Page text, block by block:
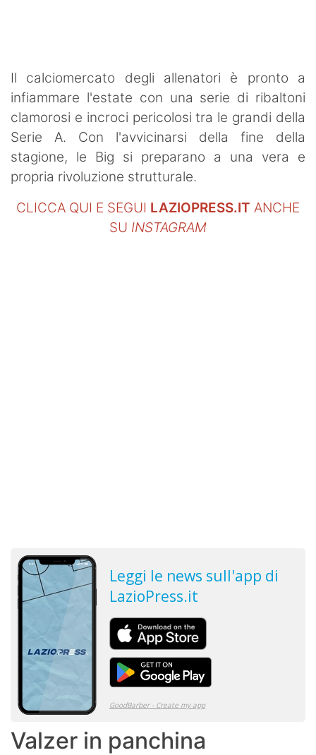
Il calciomercato degli allenatori è pronto a
infiammare l'estate con una serie di ribaltoni
clamorosi e incroci pericolosi tra le grandi della
Serie A. Con l'avvicinarsi della fine della
stagione, le Big si preparano a una vera e
propria rivoluzione strutturale.
CLICCA QUI E SEGUI LAZIOPRESS.IT ANCHE
SU INSTAGRAM
Valzer in panchina